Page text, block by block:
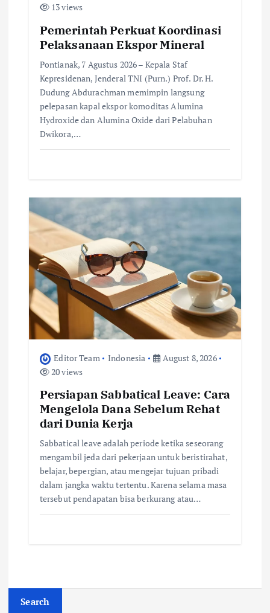
13 views
Pemerintah Perkuat Koordinasi
Pelaksanaan Ekspor Mineral
Pontianak, 7 Agustus 2026 – Kepala Staf
Kepresidenan, Jenderal TNI (Purn.) Prof. Dr. H.
Dudung Abdurachman memimpin langsung
pelepasan kapal ekspor komoditas Alumina
Hydroxide dan Alumina Oxide dari Pelabuhan
Dwikora,…
Editor Team Indonesia
August 8, 2026
20 views
Persiapan Sabbatical Leave: Cara
Mengelola Dana Sebelum Rehat
dari Dunia Kerja
Sabbatical leave adalah periode ketika seseorang
mengambil jeda dari pekerjaan untuk beristirahat,
belajar, bepergian, atau mengejar tujuan pribadi
dalam jangka waktu tertentu. Karena selama masa
tersebut pendapatan bisa berkurang atau…
Search